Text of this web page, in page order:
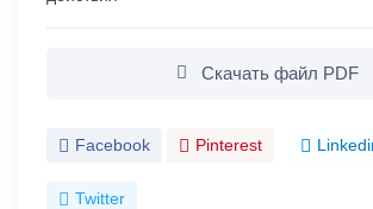
Скачать файл PDF
Facebook Pinterest
Twitter